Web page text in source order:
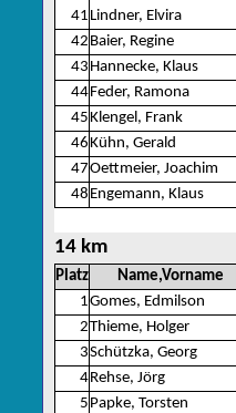
41 Lindner, Elvira
42 Baier, Regine
43 Hannecke, Klaus
44Feder, Ramona
45Klengel, Frank
46Kühn, Gerald
47Oettmeier, Joachim
48 Engemann, Klaus
14 km
Platz
Name,Vorname
1Gomes, Edmilson
2Thieme, Holger
3Schützka, Georg
4Rehse, Jörg
5 Papke, Torsten